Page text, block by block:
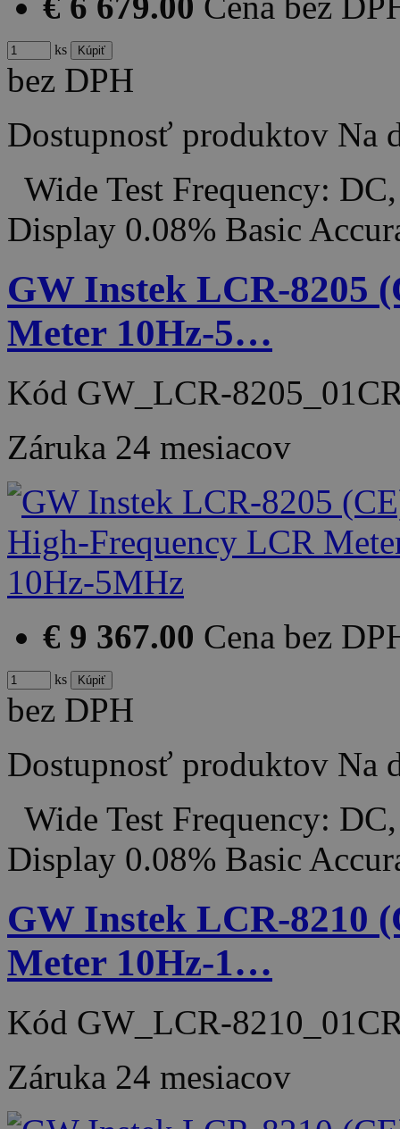
ks
bez DPH
Dostupnosť produktov Na
Wide Test Frequency:
Display 0.08% Basic
GW Instek LCR-8205
Meter 10Hz-5…
Kód GW_LCR-
Záruka 24 mesiacov
€ 9 367.00 Cena bez
ks
bez DPH
Dostupnosť produktov Na
Wide Test Frequency:
Display 0.08% Basic
GW Instek LCR-8210
Meter 10Hz-1…
Kód GW_LCR-
Záruka 24 mesiacov